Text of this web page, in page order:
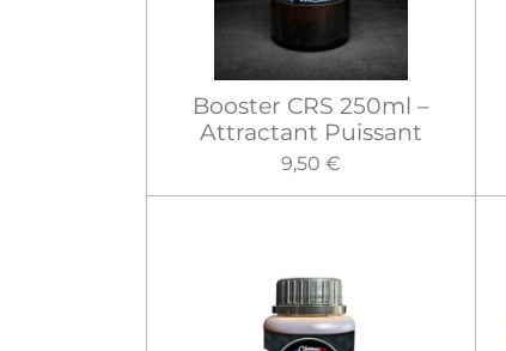
Booster CRS 250ml –
Attractant Puissant
9,50 €